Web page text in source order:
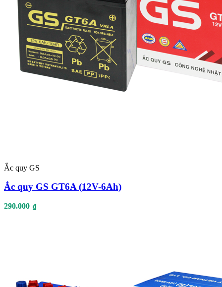
Ắc quy GS
Ắc quy GS GT6A (12V-6Ah)
290.000 ₫